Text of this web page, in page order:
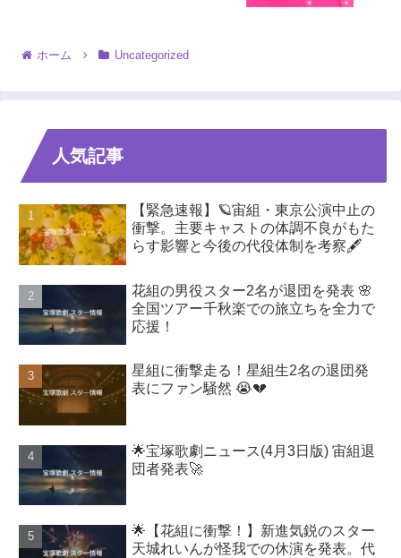
ホーム Uncategorized
人気記事
【緊急速報】🪐宙組・東京公演中止の
衝撃。主要キャストの体調不良がもた
らす影響と今後の代役体制を考察🖋️
花組の男役スター2名が退団を発表 🌸
全国ツアー千秋楽での旅立ちを全力で
応援！
星組に衝撃走る！星組生2名の退団発
表にファン騒然 😭💔
🌟宝塚歌劇ニュース(4月3日版) 宙組退
団者発表🚀
🌟【花組に衝撃！】新進気鋭のスター
天城れいんが怪我での休演を発表。代